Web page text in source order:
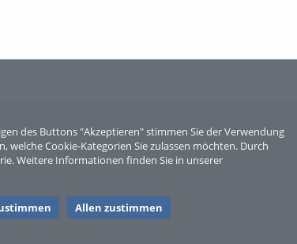
des Buttons "Akzeptieren" stimmen Sie der Verwendung
Cookie-Kategorien Sie zulassen möchten. Durch
Weitere Informationen finden Sie in unserer
Allen zustimmen
Sperber